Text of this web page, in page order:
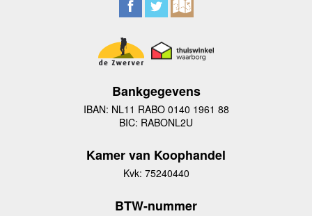
Bankgegevens
IBAN: NL11 RABO 0140 1961 88
BIC: RABONL2U
Kamer van Koophandel
Kvk: 75240440
BTW-nummer